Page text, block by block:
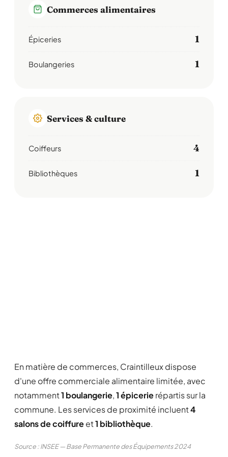
Commerces alimentaires
Épiceries 1
Boulangeries 1
Services & culture
Coiffeurs 4
Bibliothèques 1
En matière de commerces, Craintilleux dispose
d'une offre commerciale alimentaire limitée, avec
notamment1 boulangerie,1 épicerierépartis sur la
commune. Les services de proximité incluent4
salons de coiffureet1 bibliothèque.
Source : INSEE — Base Permanente des Équipements 2024